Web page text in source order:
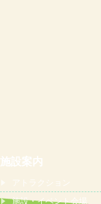
施設案内
アトラクション
施設・イベント会場